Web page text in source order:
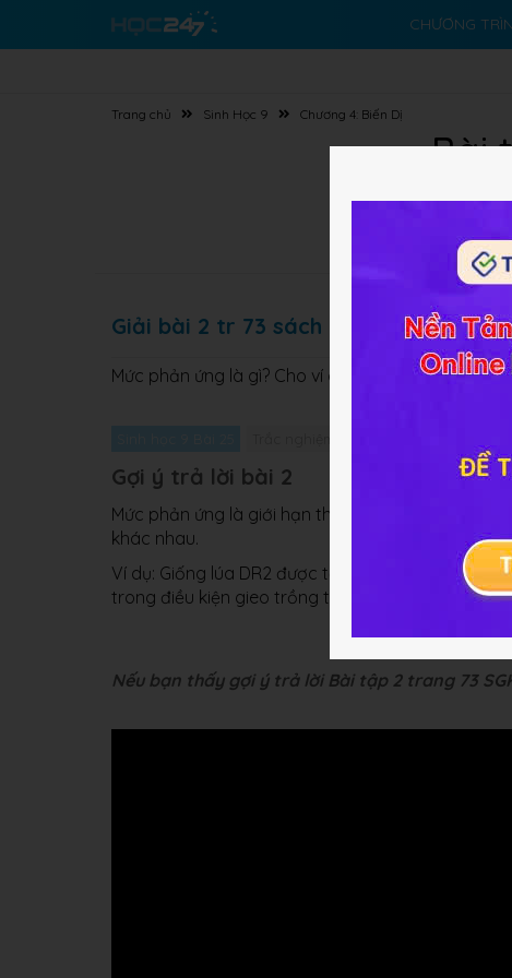
CHƯƠNG
Trang chủ Sinh Học 9 Chương 4: Biến Dị
Bài
Giải bài 2 tr 73 sách GK Sinh lớp 9
Mức phản ứng là gì? Cho ví dụ trên cây trồng?
Gợi ý trả lời bài 2
Mức phản ứng là giới hạn thường biến của một
khác nhau.
Ví dụ: Giống lúa DR2 được tạo ra từ dòng tế
trong điều kiện gieo trồng tốt nhất, chỉ đạt 4,5-5
Nếu bạn thấy gợi ý trả lời Bài tập 2 trang 73